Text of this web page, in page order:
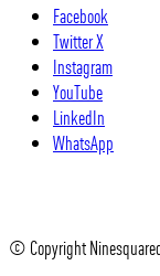
Facebook
Twitter X
Instagram
YouTube
LinkedIn
WhatsApp
© Copyright